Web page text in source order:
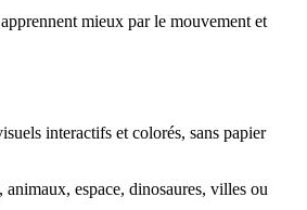
mieux par le mouvement et
interactifs et colorés, sans papier
espace, dinosaures, villes ou